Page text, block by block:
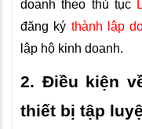
doanh theo thủ tục
đăng ký thành lập
lập hộ kinh doanh.
2. Điều kiện
thiết bị tập